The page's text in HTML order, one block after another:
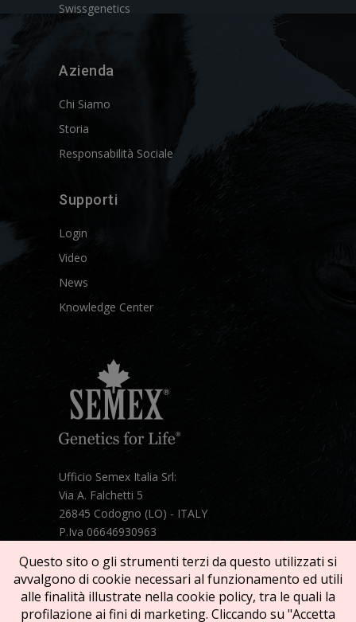
Swissgenetics
Azienda
Chi Siamo
Storia
Responsabilità Sociale
Supporti
Login
Video
News
Knowledge Center
Ufficio Semex Italia Srl:
Via A. Falchetti 5
26845 Codogno (LO) - ITALY
P.Iva 06646930963
Mail: semex@semexitalia.it
Guarda la mappa
Questo sito o gli strumenti terzi da questo utilizzati si
avvalgono di cookie necessari al funzionamento ed utili
alle finalità illustrate nella cookie policy, tra le quali la
profilazione ai fini di marketing. Cliccando su "Accetta